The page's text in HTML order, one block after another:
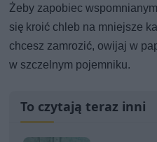
Żeby zapobiec
się kroić chleb na mniejsze
chcesz zamrozić, owijaj w
w szczelnym pojemniku.
To czytają teraz inni